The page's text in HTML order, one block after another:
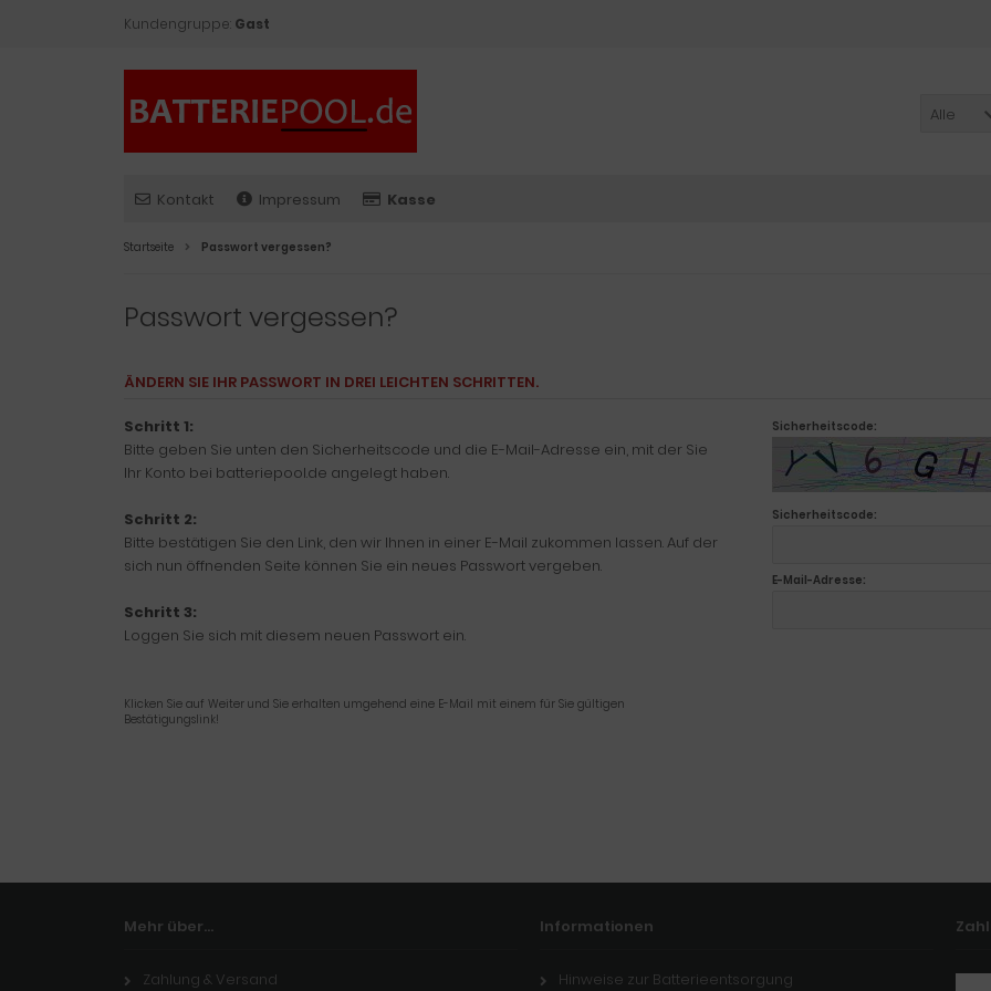
Kundengruppe: Gast
Alle
Kontakt Impressum Kasse
Startseite Passwort vergessen?
Passwort vergessen?
ÄNDERN SIE IHR PASSWORT IN DREI LEICHTEN SCHRITTEN.
Schritt 1:
Bitte geben Sie unten den Sicherheitscode und die E-Mail-Adresse ein, mit der Sie
Ihr Konto bei batteriepool.de angelegt haben.
Schritt 2:
Bitte bestätigen Sie den Link, den wir Ihnen in einer E-Mail zukommen lassen. Auf der
sich nun öffnenden Seite können Sie ein neues Passwort vergeben.
Schritt 3:
Loggen Sie sich mit diesem neuen Passwort ein.
Sicherheitscode:
Sicherheitscode:
E-Mail-Adresse:
Klicken Sie auf Weiter und Sie erhalten umgehend eine E-Mail mit einem für Sie gültigen
Bestätigungslink!
Mehr über...
Zahlung & Versand
Informationen
Hinweise zur Batterieentsorgung